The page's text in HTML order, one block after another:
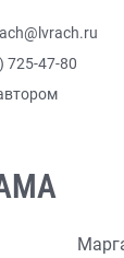
725-47-80